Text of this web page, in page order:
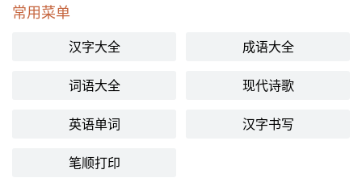
常用菜单
汉字大全 成语大全
词语大全 现代诗歌
英语单词 汉字书写
笔顺打印